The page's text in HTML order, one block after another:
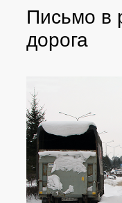
Письмо в
дорога